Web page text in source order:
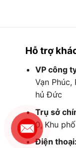
Hỗ trợ
VP công
Vạn Phúc,
hủ Đức
Trụ sở
0, Khu
Điện thoại: